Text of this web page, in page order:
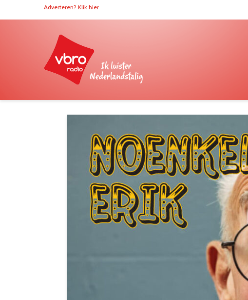
Adverteren? Klik hier